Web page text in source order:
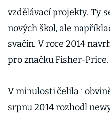
vzdělávací projekty. Ty
nových škol, ale
svačin. V roce 2014
pro značku Fisher-Price.
V minulosti čelila i
srpnu 2014 rozhodl